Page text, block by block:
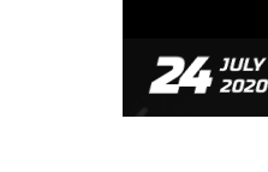
24 JULY
2020